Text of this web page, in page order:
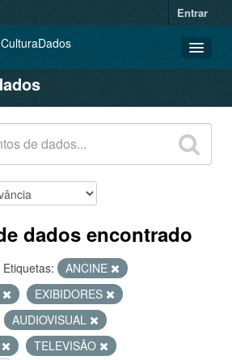
Entrar
dados encontrado
Etiquetas:
ANCINE
EXIBIDORES
AUDIOVISUAL
TELEVISÃO